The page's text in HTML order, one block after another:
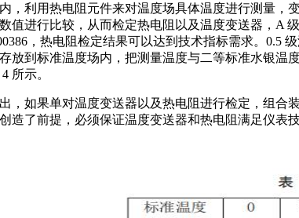
，利用热电阻元件来对温度场具体温度进行测量
值进行比较，从而检定热电阻以及温度变送器，A
，热电阻检定结果可以达到技术指标需求。0.5
放到标准温度场内，把测量温度与二等标准水银
所示。
如果单对温度变送器以及热电阻进行检定，组合
造了前提，必须保证温度变送器和热电阻满足仪表技